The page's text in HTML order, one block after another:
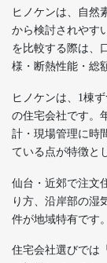
ヒノケンは、自然
から検討されやす
を比較する際は、
様・断熱性能・総
ヒノケンは、1棟
の住宅会社です。
計・現場管理に時
ている点が特徴と
仙台・近郊で注文
り方、沿岸部の湿
件が地域特有です。
住宅会社選びでは